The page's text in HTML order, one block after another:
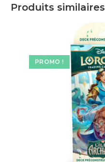
Produits similaires
PROMO !